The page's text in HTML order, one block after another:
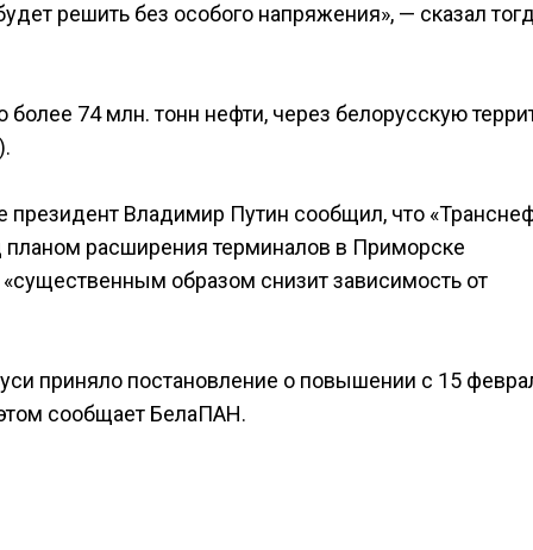
решить без особого напряжения», — сказал
74 млн. тонн нефти, через белорусскую
Владимир Путин сообщил, что
планом расширения терминалов в Приморске
образом снизит зависимость от
приняло постановление о повышении с 15
сообщает БелаПАН.